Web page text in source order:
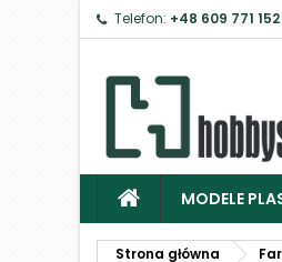
Telefon: +48 609 771 152
MODELE
Strona główna